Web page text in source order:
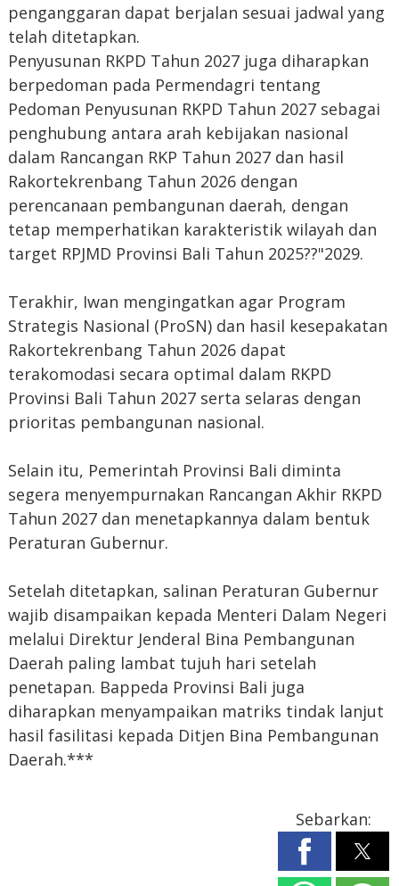
penganggaran dapat berjalan sesuai jadwal yang
telah ditetapkan.
Penyusunan RKPD Tahun 2027 juga diharapkan
berpedoman pada Permendagri tentang
Pedoman Penyusunan RKPD Tahun 2027 sebagai
penghubung antara arah kebijakan nasional
dalam Rancangan RKP Tahun 2027 dan hasil
Rakortekrenbang Tahun 2026 dengan
perencanaan pembangunan daerah, dengan
tetap memperhatikan karakteristik wilayah dan
target RPJMD Provinsi Bali Tahun 2025??"2029.
Terakhir, Iwan mengingatkan agar Program
Strategis Nasional (ProSN) dan hasil kesepakatan
Rakortekrenbang Tahun 2026 dapat
terakomodasi secara optimal dalam RKPD
Provinsi Bali Tahun 2027 serta selaras dengan
prioritas pembangunan nasional.
Selain itu, Pemerintah Provinsi Bali diminta
segera menyempurnakan Rancangan Akhir RKPD
Tahun 2027 dan menetapkannya dalam bentuk
Peraturan Gubernur.
Setelah ditetapkan, salinan Peraturan Gubernur
wajib disampaikan kepada Menteri Dalam Negeri
melalui Direktur Jenderal Bina Pembangunan
Daerah paling lambat tujuh hari setelah
penetapan. Bappeda Provinsi Bali juga
diharapkan menyampaikan matriks tindak lanjut
hasil fasilitasi kepada Ditjen Bina Pembangunan
Daerah.***
Sebarkan: